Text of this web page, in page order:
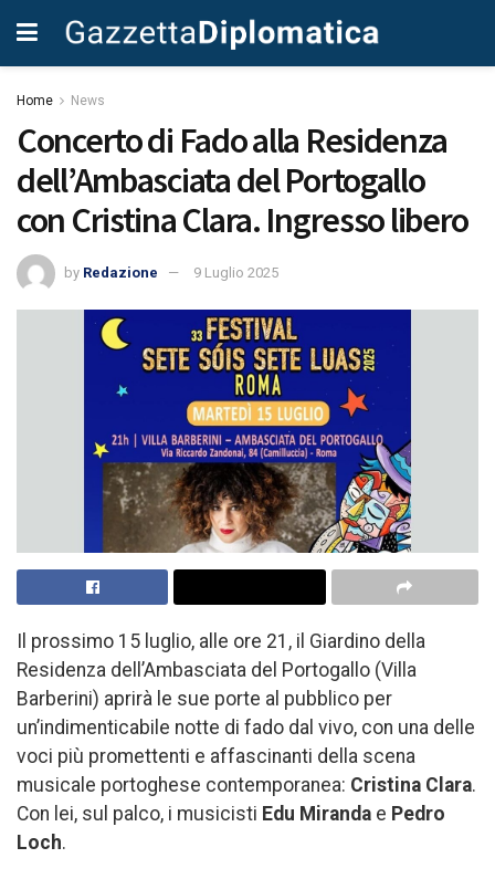
Home News
Concerto di Fado alla Residenza
dell’Ambasciata del Portogallo
con Cristina Clara. Ingresso libero
by Redazione 9 Luglio 2025
Il prossimo 15 luglio, alle ore 21, il Giardino della
Residenza dell’Ambasciata del Portogallo (Villa
Barberini) aprirà le sue porte al pubblico per
un’indimenticabile notte di fado dal vivo, con una delle
voci più promettenti e affascinanti della scena
musicale portoghese contemporanea: Cristina Clara.
Con lei, sul palco, i musicisti Edu Miranda e Pedro
Loch.